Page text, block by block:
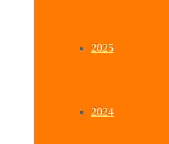
2025
2024